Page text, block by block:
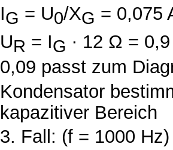
IG = U0/XG = 0,075
UR = IG ∙ 12 Ω =
0,09 passt zum
Kondensator
kapazitiver Bereich
3. Fall: (f = 1000 Hz)